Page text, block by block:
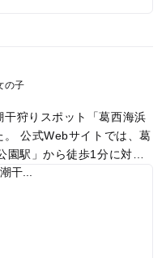
の子
狩りスポット「葛西海浜
、葛
園駅」から徒歩1分に対
とになっていますが、そ